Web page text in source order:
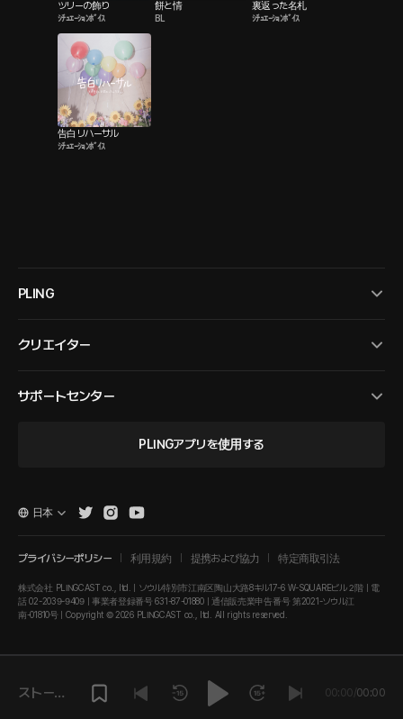
ツリーの飾り
ｼﾁｭｴｰｼｮﾝﾎﾞｲｽ
餅と情
BL
裏返った名札
ｼﾁｭｴｰｼｮﾝﾎﾞｲｽ
告白リハーサル
ｼﾁｭｴｰｼｮﾝﾎﾞｲｽ
PLING
クリエイター
サポートセンター
PLINGアプリを使用する
プライバシーポリシー 利用規約 提携および協力 特定商取引法
株式会社 PLINGCAST co., ltd. | ソウル特別市江南区陶山大路8キル17-6 W-SQUAREビル２階 | 電
話 02-2039-9409 | 事業者登録番号 631-87-01880 | 通信販売業申告番号 第2021-ソウル江
南-01810号 | Copyright © 2026 PLINGCAST co., ltd. All rights reserved.
日本
ストーリ
00:00/00:00